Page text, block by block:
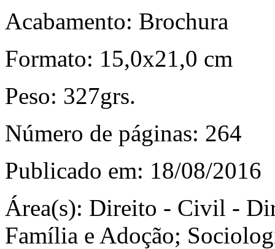
Acabamento: Brochura
Formato: 15,0x21,0 cm
Peso: 327grs.
Número de páginas: 264
Publicado em: 18/08/2016
Área(s): Direito - Civil -
Família e Adoção;